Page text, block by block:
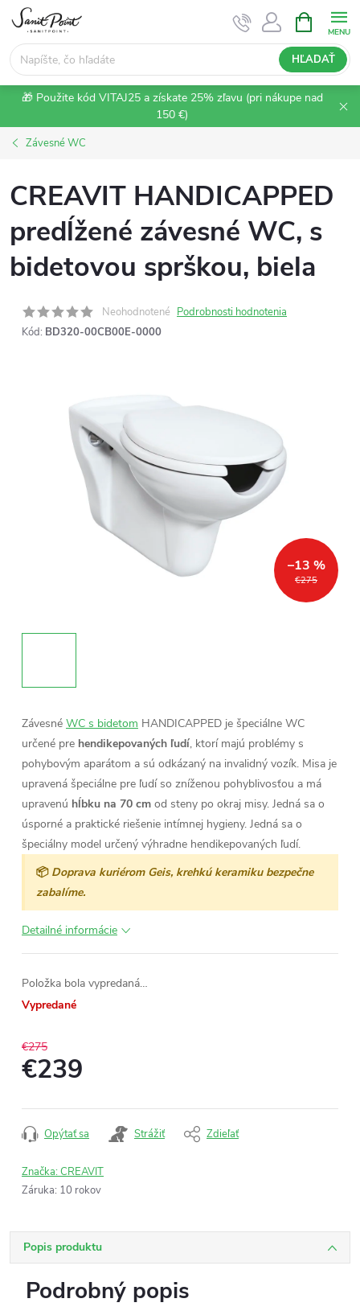
Prejsť
obsah
HĽADAŤ
KOŠÍK
🎁 Použite kód VITAJ25 a získate 25% zľavu (pri nákupe nad
150 €)
Závesné WC
CREAVIT HANDICAPPED
predĺžené závesné WC, s
bidetovou sprškou, biela
Neohodnotené Podrobnosti hodnotenia
Kód: BD320-00CB00E-0000
€275
–13 %
Závesné WC s bidetom HANDICAPPED je špeciálne WC
určené pre hendikepovaných ľudí, ktorí majú problémy s
pohybovým aparátom a sú odkázaný na invalidný vozík. Misa je
upravená špeciálne pre ľudí so zníženou pohyblivosťou a má
upravenú hĺbku na 70 cm od steny po okraj misy. Jedná sa o
úsporné a praktické riešenie intímnej hygieny. Jedná sa o
špeciálny model určený výhradne hendikepovaných ľudí.
📦 Doprava kuriérom Geis, krehkú keramiku bezpečne
zabalíme.
Detailné informácie
Položka bola vypredaná…
Vypredané
€275
€239
cena:
Opýtať sa Strážiť Zdieľať
Značka:CREAVIT
Záruka: 10 rokov
Popis produktu
Podrobný popis